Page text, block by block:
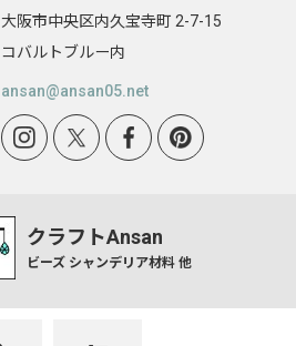
大阪市中央区内久宝寺町 2-7-15
コバルトブルー内
ansan@ansan05.net
クラフトAnsan
ビーズ シャンデリア材料 他